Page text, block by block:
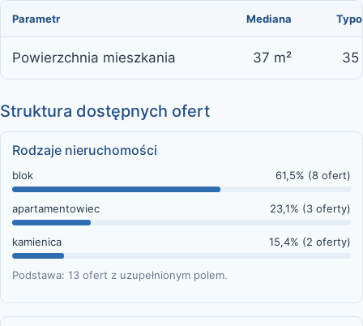
Parametr Mediana
Powierzchnia mieszkania 37 m² 35
Struktura dostępnych ofert
Rodzaje nieruchomości
blok 61,5% (8 ofert)
apartamentowiec 23,1% (3 oferty)
kamienica 15,4% (2 oferty)
Podstawa: 13 ofert z uzupełnionym polem.